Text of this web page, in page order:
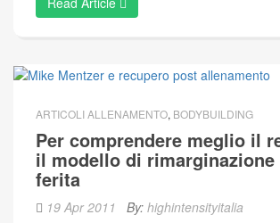
ARTICOLI ALLENAMENTO, BODYBUILDING
Per comprendere meglio il
il modello di rimarginazione
ferita
19 Apr 2011 By: highintensityitalia